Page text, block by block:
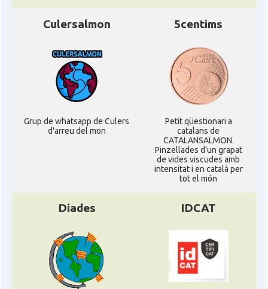
Culersalmon
Grup de whatsapp de Culers
d'arreu del mon
5centims
Petit qüestionari a
catalans de
CATALANSALMON.
Pinzellades d'un grapat
de vides viscudes amb
intensitat i en català per
tot el món
Diades IDCAT